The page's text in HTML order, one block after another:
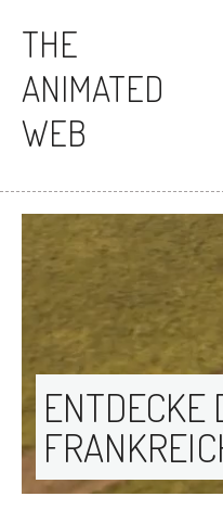
THE
ANIMATED
WEB
ENTDECKE